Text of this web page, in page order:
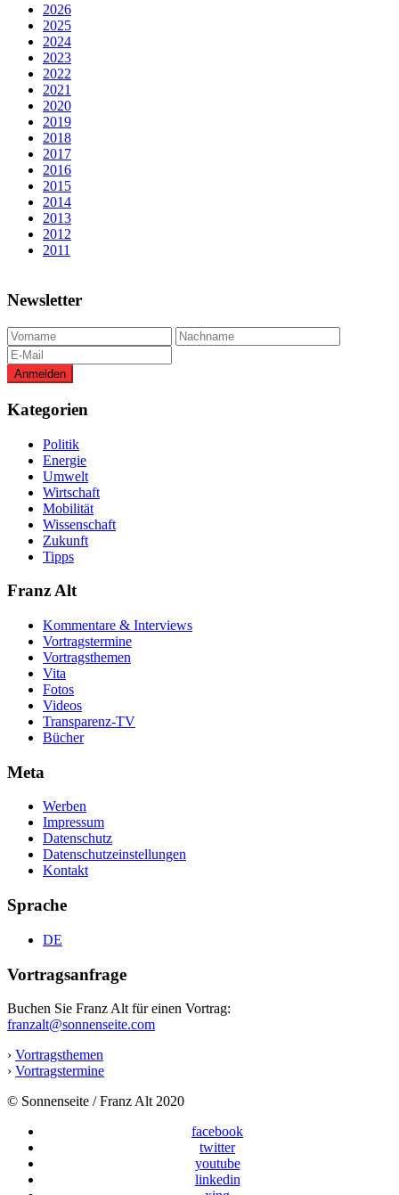
2026
2025
2024
2023
2022
2021
2020
2019
2018
2017
2016
2015
2014
2013
2012
2011
Newsletter
Kategorien
Politik
Energie
Umwelt
Wirtschaft
Mobilität
Wissenschaft
Zukunft
Tipps
Franz Alt
Kommentare & Interviews
Vortragstermine
Vortragsthemen
Vita
Fotos
Videos
Transparenz-TV
Bücher
Meta
Werben
Impressum
Datenschutz
Datenschutzeinstellungen
Kontakt
Sprache
DE
Vortragsanfrage
Buchen Sie Franz Alt für einen Vortrag:
franzalt@sonnenseite.com
› Vortragsthemen
› Vortragstermine
© Sonnenseite / Franz Alt 2020
facebook
twitter
youtube
linkedin